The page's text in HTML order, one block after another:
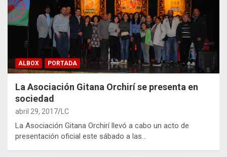
ALBOX PORTADA
La Asociación Gitana Orchirí se presenta en
sociedad
abril 29, 2017 LC
La Asociación Gitana Orchirí llevó a cabo un acto de
presentación oficial este sábado a las…